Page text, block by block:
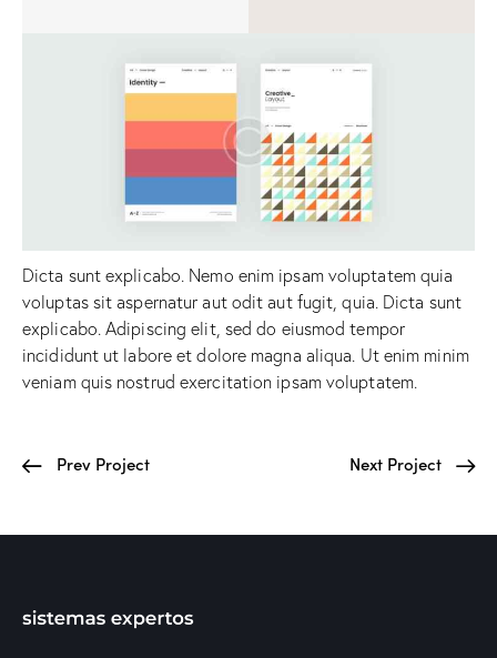
Dicta sunt explicabo. Nemo enim ipsam voluptatem quia
voluptas sit aspernatur aut odit aut fugit, quia. Dicta sunt
explicabo. Adipiscing elit, sed do eiusmod tempor
incididunt ut labore et dolore magna aliqua. Ut enim minim
veniam quis nostrud exercitation ipsam voluptatem.
Prev Project Next Project